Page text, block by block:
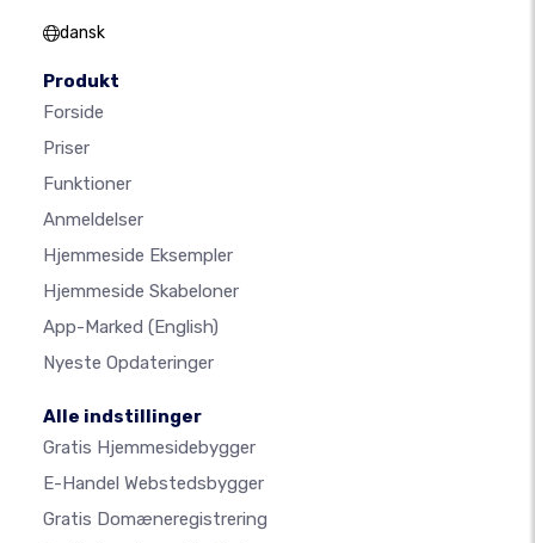
dansk
Produkt
Forside
Priser
Funktioner
Anmeldelser
Hjemmeside Eksempler
Hjemmeside Skabeloner
App-Marked (English)
Nyeste Opdateringer
Alle indstillinger
Gratis Hjemmesidebygger
E-Handel Webstedsbygger
Gratis Domæneregistrering